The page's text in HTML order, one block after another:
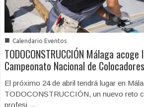
■ Calendario Eventos
TODOCONSTRUCCIÓN Málaga
Campeonato Nacional de Colocadores
El próximo 24 de abril tendrá lugar en
TODOCONSTRUCCIÓN, un nuevo reto
profesi ...